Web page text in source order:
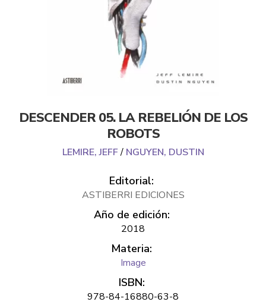
DESCENDER 05. LA REBELIÓN DE LOS
ROBOTS
LEMIRE, JEFF/ NGUYEN, DUSTIN
Editorial:
ASTIBERRI EDICIONES
Año de edición:
2018
Materia:
Image
ISBN:
978-84-16880-63-8